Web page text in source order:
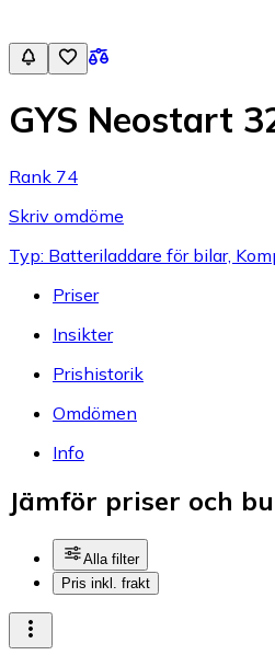
GYS Neostart
Rank 74
Skriv omdöme
Typ: Batteriladdare för bilar,
Priser
Insikter
Prishistorik
Omdömen
Info
Jämför priser och
Alla filter
Pris inkl. frakt